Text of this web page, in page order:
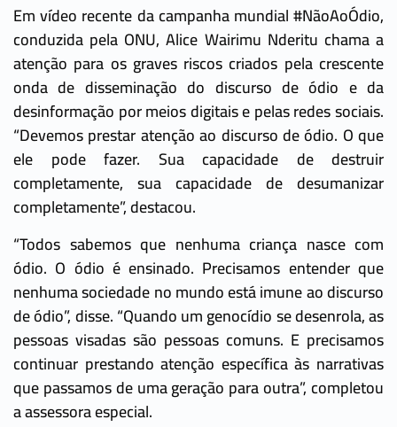
Em vídeo recente da campanha mundial #NãoAoÓdio,
conduzida pela ONU, Alice Wairimu Nderitu chama a
atenção para os graves riscos criados pela crescente
onda de disseminação do discurso de ódio e da
desinformação por meios digitais e pelas redes sociais.
“Devemos prestar atenção ao discurso de ódio. O que
ele pode fazer. Sua capacidade de destruir
completamente, sua capacidade de desumanizar
completamente”, destacou.
“Todos sabemos que nenhuma criança nasce com
ódio. O ódio é ensinado. Precisamos entender que
nenhuma sociedade no mundo está imune ao discurso
de ódio”, disse. “Quando um genocídio se desenrola, as
pessoas visadas são pessoas comuns. E precisamos
continuar prestando atenção específica às narrativas
que passamos de uma geração para outra”, completou
a assessora especial.